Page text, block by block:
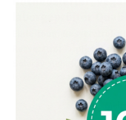
Einleitung: Resveratrol-
Resveratrol Triple
steht für eine
hochdosiertem
Knöterich, ergänzt durch
Traubenschalen,